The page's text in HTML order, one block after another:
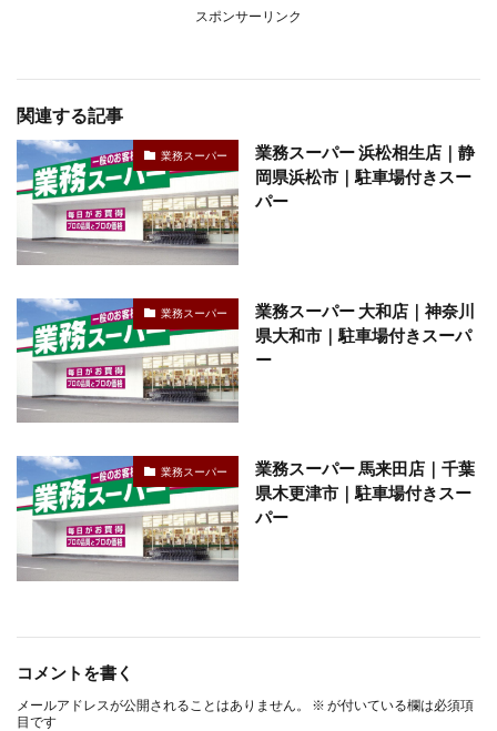
スポンサーリンク
関連する記事
業務スーパー
業務スーパー 浜松相生店｜静
岡県浜松市｜駐車場付きスー
パー
業務スーパー
業務スーパー 大和店｜神奈川
県大和市｜駐車場付きスーパ
ー
業務スーパー
業務スーパー 馬来田店｜千葉
県木更津市｜駐車場付きスー
パー
コメントを書く
メールアドレスが公開されることはありません。 ※ が付いている欄は必須項
目です